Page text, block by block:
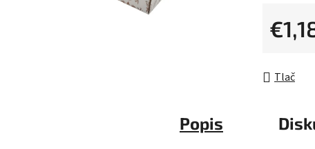
Tlač
Popis